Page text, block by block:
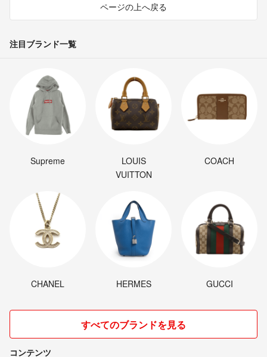
ページの上へ戻る
注目ブランド一覧
Supreme
LOUIS
VUITTON
COACH
CHANEL HERMES GUCCI
すべてのブランドを見る
コンテンツ